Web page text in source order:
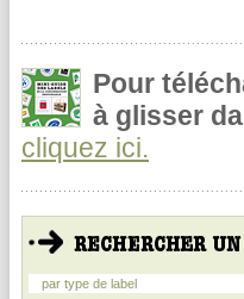
Pour
à glisser
cliquez ici.
par type de label